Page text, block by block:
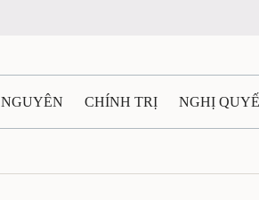
CHÍNH TRỊ NGHỊ